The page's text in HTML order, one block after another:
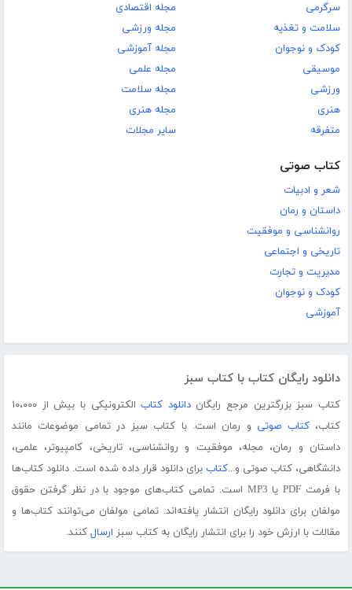
سرگرمی
سلامت و تغذیه
کودک و نوجوان
موسیقی
ورزشی
هنری
متفرقه
مجله اقتصادی
مجله ورزشی
مجله آموزشی
مجله علمی
مجله سلامت
مجله هنری
سایر مجلات
کتاب صوتی
شعر و ادبیات
داستان و رمان
روانشناسی و موفقیت
تاریخی و اجتماعی
مدیریت و تجارت
کودک و نوجوان
آموزشی
دانلود رایگان کتاب با کتاب سبز
کتاب سبز بزرگترین مرجع رایگاندانلود کتاب
الکترونیکی با بیش از ۱۰،۰۰۰
کتاب،کتاب صوتی و رمان است. با کتاب سبز در تمامی موضوعات مانند
داستان و رمان، مجله، موفقیت و روانشناسی، تاریخی، کامپیوتر، علمی،
دانشگاهی، کتاب صوتی و...کتاب برای دانلود قرار داده شده است. دانلود کتاب‌ها
با فرمت PDF یا MP3 است. تمامی کتاب‌های موجود با در نظر گرفتن حقوق
مولفان برای دانلود رایگان انتشار یافته‌اند. تمامی مولفان می‌توانند کتاب‌ها و
مقالات با ارزش خود را برای انتشار رایگان به کتاب سبز ارسال کنند.